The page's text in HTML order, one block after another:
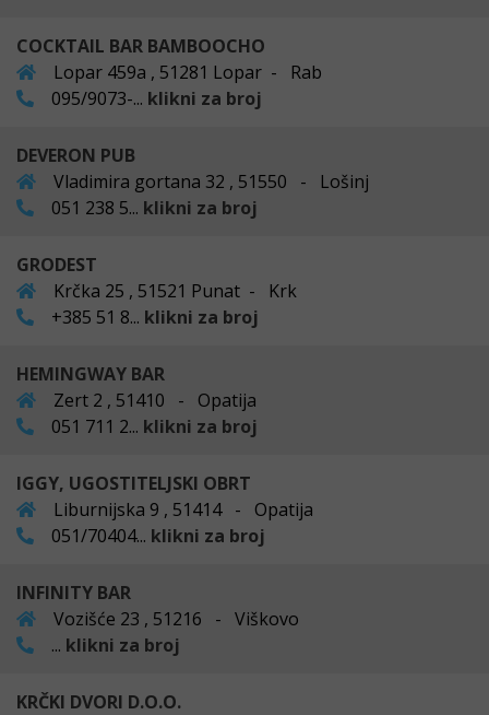
COCKTAIL BAR BAMBOOCHO
Lopar 459a , 51281 Lopar - Rab
095/9073-... klikni za broj
DEVERON PUB
Vladimira gortana 32 , 51550 - Lošinj
051 238 5... klikni za broj
GRODEST
Krčka 25 , 51521 Punat - Krk
+385 51 8... klikni za broj
HEMINGWAY BAR
Zert 2 , 51410 - Opatija
051 711 2... klikni za broj
IGGY, UGOSTITELJSKI OBRT
Liburnijska 9 , 51414 - Opatija
051/70404... klikni za broj
INFINITY BAR
Vozišće 23 , 51216 - Viškovo
... klikni za broj
KRČKI DVORI D.O.O.